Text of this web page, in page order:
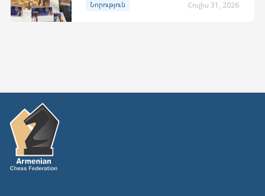
Նորություն Հուլիս 31, 2026